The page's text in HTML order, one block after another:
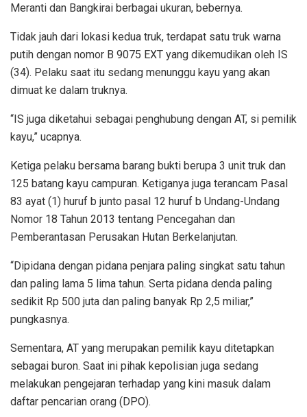
Meranti dan Bangkirai berbagai ukuran, bebernya.
Tidak jauh dari lokasi kedua truk, terdapat satu truk warna
putih dengan nomor B 9075 EXT yang dikemudikan oleh IS
(34). Pelaku saat itu sedang menunggu kayu yang akan
dimuat ke dalam truknya.
“IS juga diketahui sebagai penghubung dengan AT, si pemilik
kayu,” ucapnya.
Ketiga pelaku bersama barang bukti berupa 3 unit truk dan
125 batang kayu campuran. Ketiganya juga terancam Pasal
83 ayat (1) huruf b junto pasal 12 huruf b Undang-Undang
Nomor 18 Tahun 2013 tentang Pencegahan dan
Pemberantasan Perusakan Hutan Berkelanjutan.
“Dipidana dengan pidana penjara paling singkat satu tahun
dan paling lama 5 lima tahun. Serta pidana denda paling
sedikit Rp 500 juta dan paling banyak Rp 2,5 miliar,”
pungkasnya.
Sementara, AT yang merupakan pemilik kayu ditetapkan
sebagai buron. Saat ini pihak kepolisian juga sedang
melakukan pengejaran terhadap yang kini masuk dalam
daftar pencarian orang (DPO).